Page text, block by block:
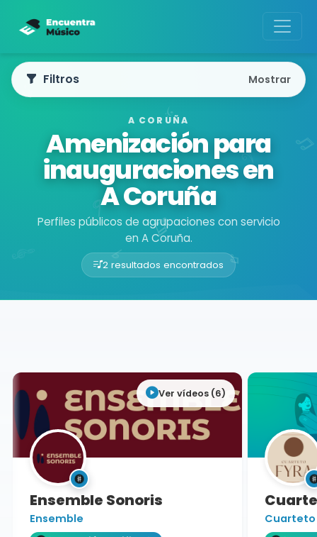
A CORUÑA
Amenización para
inauguraciones en
A Coruña
Perfiles públicos de agrupaciones con servicio
en A Coruña.
2 resultados encontrados
Buscador de músicos
Filtros Mostrar
Ver vídeos (6)
Ensemble Sonoris
Ensemble Cuarteto